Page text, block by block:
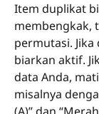
Item duplikat
membengkak,
permutasi.
biarkan aktif.
data Anda,
misalnya